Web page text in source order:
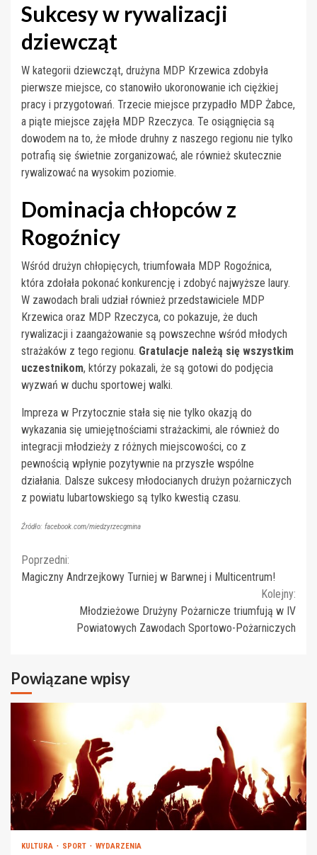
Sukcesy w rywalizacji
dziewcząt
W kategorii dziewcząt, drużyna MDP Krzewica zdobyła
pierwsze miejsce, co stanowiło ukoronowanie ich ciężkiej
pracy i przygotowań. Trzecie miejsce przypadło MDP Żabce,
a piąte miejsce zajęła MDP Rzeczyca. Te osiągnięcia są
dowodem na to, że młode druhny z naszego regionu nie tylko
potrafią się świetnie zorganizować, ale również skutecznie
rywalizować na wysokim poziomie.
Dominacja chłopców z
Rogoźnicy
Wśród drużyn chłopięcych, triumfowała MDP Rogoźnica,
która zdołała pokonać konkurencję i zdobyć najwyższe laury.
W zawodach brali udział również przedstawiciele MDP
Krzewica oraz MDP Rzeczyca, co pokazuje, że duch
rywalizacji i zaangażowanie są powszechne wśród młodych
strażaków z tego regionu. Gratulacje należą się wszystkim
uczestnikom, którzy pokazali, że są gotowi do podjęcia
wyzwań w duchu sportowej walki.
Impreza w Przytocznie stała się nie tylko okazją do
wykazania się umiejętnościami strażackimi, ale również do
integracji młodzieży z różnych miejscowości, co z
pewnością wpłynie pozytywnie na przyszłe wspólne
działania. Dalsze sukcesy młodocianych drużyn pożarniczych
z powiatu lubartowskiego są tylko kwestią czasu.
Źródło: facebook.com/miedzyrzecgmina
Continue
Poprzedni:
Magiczny Andrzejkowy Turniej w Barwnej i Multicentrum!
Kolejny:
Młodzieżowe Drużyny Pożarnicze triumfują w IV
Powiatowych Zawodach Sportowo-Pożarniczych
Powiązane wpisy
KULTURA SPORT WYDARZENIA